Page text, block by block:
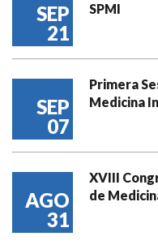
SEP
21
SPMI
SEP
07
Primera
Medicina
AGO
31
XVIII
de